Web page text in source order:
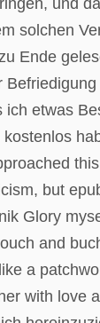
und
solchen
Ende
ich etwas
but
Glory
and
a
with love